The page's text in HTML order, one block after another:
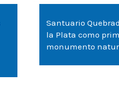
Santuario
la Plata como
monumento